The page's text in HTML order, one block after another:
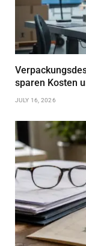
sparen Kosten
JULY 16, 2026